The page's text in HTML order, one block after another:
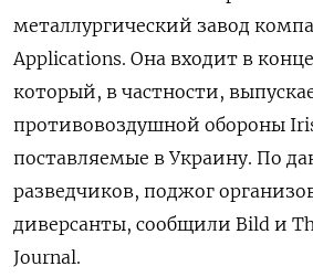
металлургический завод
Applications. Она входит в
который, в частности,
противовоздушной обороны
поставляемые в Украину. По
разведчиков, поджог
диверсанты, сообщили Bild и
Journal.